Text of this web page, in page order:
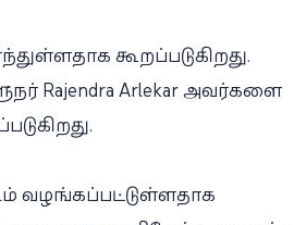
கூறப்படுகிறது.
Rajendra Arlekar அவர்களை
வழங்கப்பட்டுள்ளதாக